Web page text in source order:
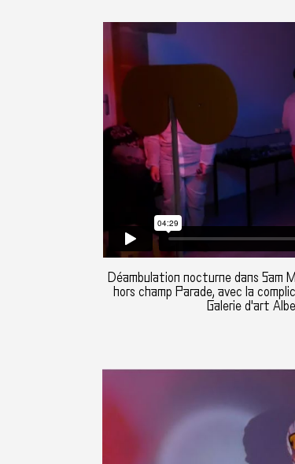
Déambulation nocturne dans Sam
hors champ Parade, avec la
Galerie d'art